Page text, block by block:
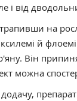
і від
на
й
Він
можна